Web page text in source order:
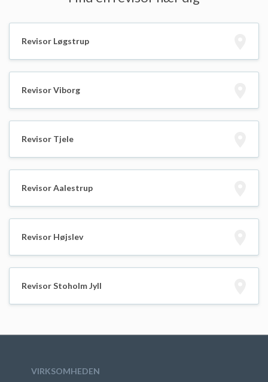
Revisor Løgstrup
Revisor Viborg
Revisor Tjele
Revisor Aalestrup
Revisor Højslev
Revisor Stoholm Jyll
VIRKSOMHEDEN